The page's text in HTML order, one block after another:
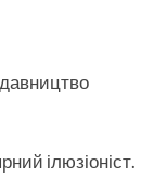
ілюзіоніст.